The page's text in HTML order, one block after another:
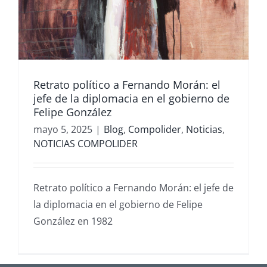
Retrato político a Fernando Morán: el
jefe de la diplomacia en el gobierno de
Felipe González
mayo 5, 2025 | Blog, Compolider, Noticias,
NOTICIAS COMPOLIDER
Retrato político a Fernando Morán: el jefe de
la diplomacia en el gobierno de Felipe
González en 1982